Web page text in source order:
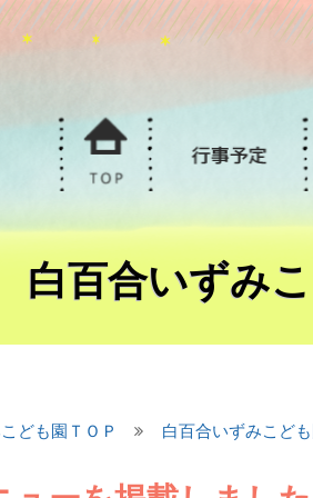
白百合いずみ
ども園ＴＯＰ 白百合いずみこど